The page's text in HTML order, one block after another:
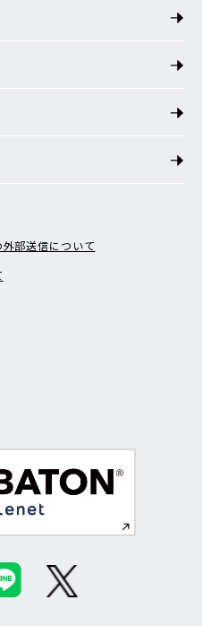
部送信について